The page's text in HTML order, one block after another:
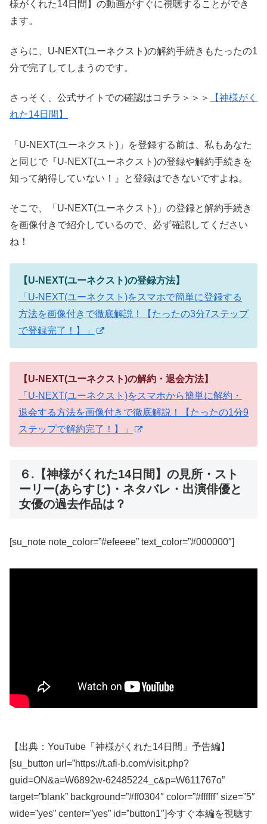
様がくれた14日間】の動画がすぐに視聴することができ
ます。
さらに、U-NEXT(ユーネクスト)の解約手続きもたったの1
分で完了してしまうのです。
さっそく、公式サイトでの確認はコチラ＞＞＞
【神様がく
れた14日間】
「U-NEXT(ユーネクスト)」を登録する前は、私もあなた
と同じで『U-NEXT(ユーネクスト)の登録や解約手続きを
知って納得していない！』と登録はできないですよね。
そこで、「U-NEXT(ユーネクスト)」の登録と解約手続き
を画像付きで紹介しているので、必ず確認してください
ね！
【U-NEXT(ユーネクスト)の登録方法】
「U-NEXT(ユーネクスト)をスマホで簡単に登録する
方法を画像付きで徹底解説！【たったの3分7ステップ
で登録完了！】」
【U-NEXT(ユーネクスト)の解約・退会方法】
「U-NEXT(ユーネクスト)をスマホから簡単に解約・
退会する方法を画像付きで徹底解説！【たったの1分9
ステップで解約完了！】」
６.【神様がくれた14日間】の見所・スト
ーリー(あらすじ)・ネタバレ・出演俳優と
女優の過去作品は？
[su_note note_color=”#efeeee” text_color=”#000000″]
【出典：YouTube「神様がくれた14日間」予告編】
[su_button url=”https://t.afi-b.com/visit.php?
guid=ON&a=W6892w-62485224_c&p=W611767o”
target=”blank” background=”#ff0304″ color=”#ffffff” size=”5″
wide=”yes” center=”yes” id=”button1″]今すぐ本編を視聴す